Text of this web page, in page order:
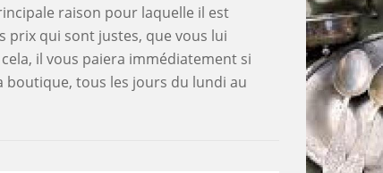
raison pour laquelle il est
prix qui sont justes, que vous lui
il vous paiera immédiatement si
boutique, tous les jours du lundi au